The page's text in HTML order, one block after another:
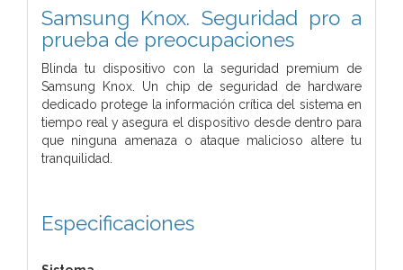
Samsung Knox. Seguridad pro a
prueba de preocupaciones
Blinda tu dispositivo con la seguridad premium de
Samsung Knox. Un chip de seguridad de hardware
dedicado protege la información crítica del sistema en
tiempo real y asegura el dispositivo desde dentro para
que ninguna amenaza o ataque malicioso altere tu
tranquilidad.
Especificaciones